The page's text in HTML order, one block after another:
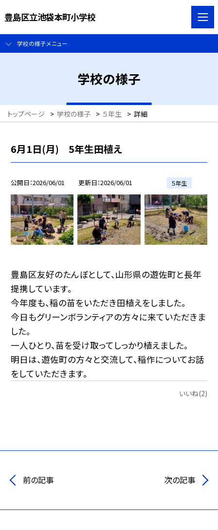
豊島区立池袋本町小学校
学校の様子メニュー
学校の様子
トップページ > 学校の様子 > ５年生 > 詳細
6月1日(月) 5年生田植え
公開日 2026/06/01 更新日 2026/06/01 ５年生
豊島区友好のたんぼとして、山形県の遊佐町と長年
提携しています。
今年度も、稲の苗をいただき田植えをしました。
今日もグリーンボランティアの方々に来ていただきま
した。
一人ひとり、苗を受け取ってしっかり植えました。
明日は、遊佐町の方々と交流して、稲作についてお話
をしていただきます。
いいね(2)
前の記事 次の記事